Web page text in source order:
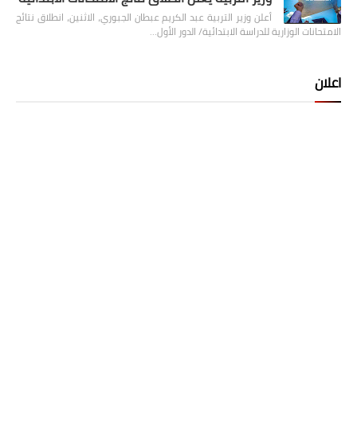
أعلن وزير التربية عبد الكريم عبطان الجبوري، الاثنين، انطلاق نتائج
الامتحانات الوزارية للدراسة الابتدائية/ الدور الأول…
اعلان